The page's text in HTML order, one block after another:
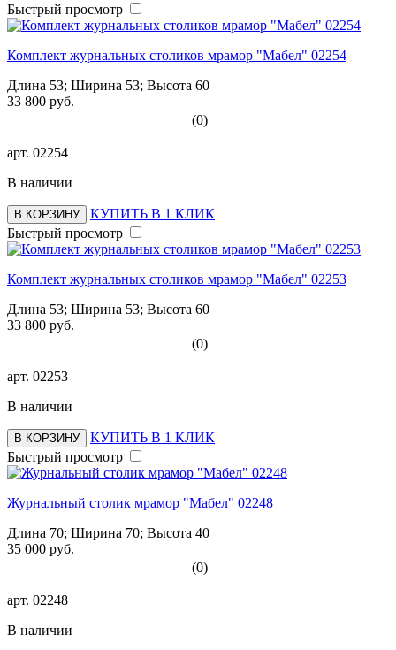
Быстрый просмотр
Комплект журнальных столиков мрамор "Мабел" 02254
Длина 53; Ширина 53; Высота 60
33 800 руб.
(0)
арт. 02254
В наличии
В КОРЗИНУ
КУПИТЬ В 1 КЛИК
Быстрый просмотр
Комплект журнальных столиков мрамор "Мабел" 02253
Длина 53; Ширина 53; Высота 60
33 800 руб.
(0)
арт. 02253
В наличии
В КОРЗИНУ
КУПИТЬ В 1 КЛИК
Быстрый просмотр
Журнальный столик мрамор "Мабел" 02248
Длина 70; Ширина 70; Высота 40
35 000 руб.
(0)
арт. 02248
В наличии